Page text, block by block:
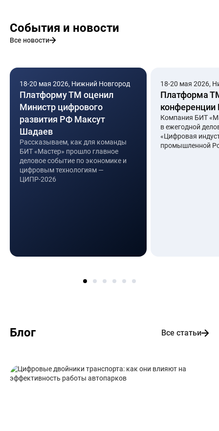
События и новости
Все новости
18-20 мая 2026, Нижний Новгород
Платформу ТМ оценил
Министр цифрового
развития РФ Максут
Шадаев
Рассказываем, как для команды
БИТ «Мастер» прошло главное
деловое событие по экономике и
цифровым технологиям —
ЦИПР-2026
18-20 мая 2026,
Платформа
Компания БИТ
в ежегодной
«Цифровая
промышленной
Блог Все статьи